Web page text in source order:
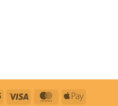
Vipps Visa MasterCardApple